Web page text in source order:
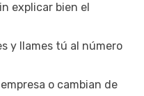
explicar bien el
y llames tú al número
o cambian de